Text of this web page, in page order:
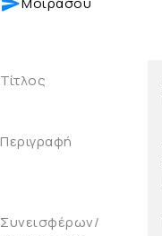
Τίτλος
Περιγραφή
Συνεισφέρων/